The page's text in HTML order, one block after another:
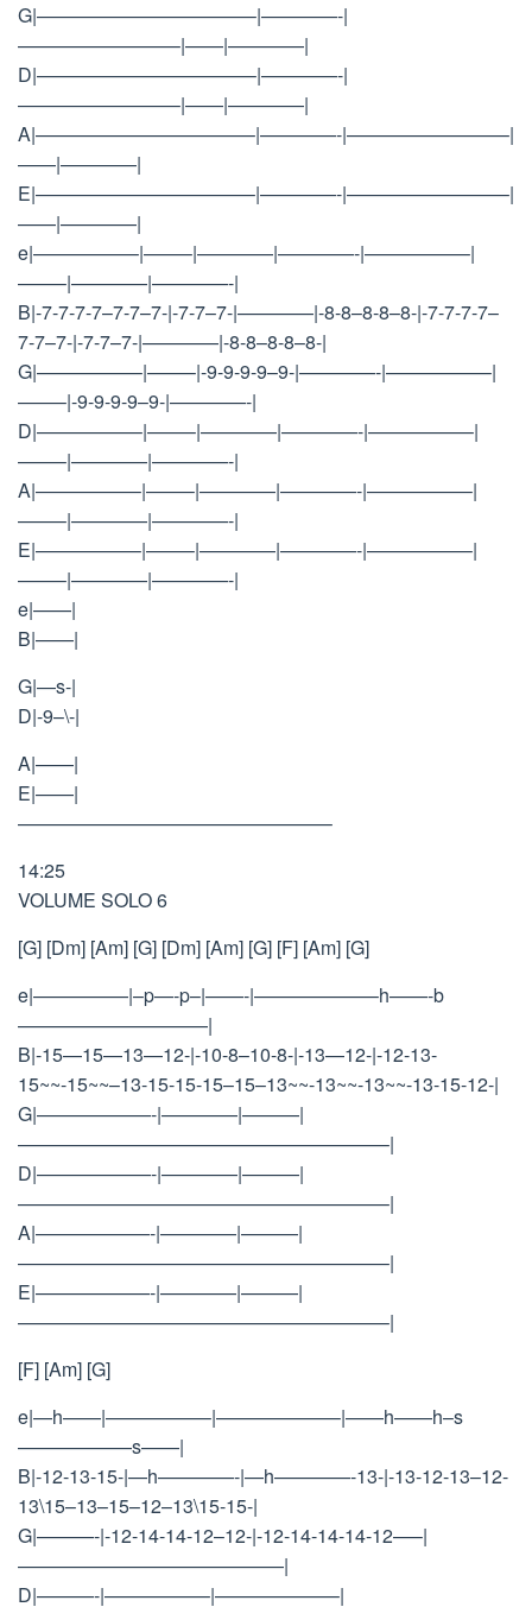
G|———————————–|————-|
————————–|——|————|
D|———————————–|————-|
————————–|——|————|
A|———————————–|————-|————————–|
——|————|
E|———————————–|————-|————————–|
——|————|
e|—————–|——–|————|————-|—————–|
——–|————|————-|
B|-7-7-7-7–7-7–7-|-7-7–7-|————|-8-8–8-8–8-|-7-7-7-7–
7-7–7-|-7-7–7-|————|-8-8–8-8–8-|
G|—————–|——–|-9-9-9-9–9-|————-|—————–|
——–|-9-9-9-9–9-|————-|
D|—————–|——–|————|————-|—————–|
——–|————|————-|
A|—————–|——–|————|————-|—————–|
——–|————|————-|
E|—————–|——–|————|————-|—————–|
——–|————|————-|
e|——|
B|——|
G|—s-|
D|-9–\-|
A|——|
E|——|
————————————————–
14:25
VOLUME SOLO 6
[G] [Dm] [Am] [G] [Dm] [Am] [G] [F] [Am] [G]
e|—————|–p—-p–|——-|——————–h——-b
——————————|
B|-15—15—13—12-|-10-8–10-8-|-13—12-|-12-13-
15~~-15~~–13-15-15-15–15–13~~-13~~-13~~-13-15-12-|
G|——————-|————|———|
———————————————————–|
D|——————-|————|———|
———————————————————–|
A|——————-|————|———|
———————————————————–|
E|——————-|————|———|
———————————————————–|
[F] [Am] [G]
e|—h——|—————–|——————–|——h——h–s
——————s——|
B|-12-13-15-|—h————-|—h————-13-|-13-12-13–12-
13\15–13–15–12–13\15-15-|
G|———-|-12-14-14-12–12-|-12-14-14-14-12—–|
——————————————|
D|———-|—————–|——————–|